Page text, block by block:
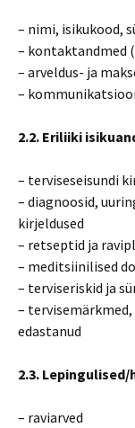
– nimi, isikukood,
– kontaktandmed
– arveldus- ja
–
2.2. Eriliiki
– terviseseisundi
– diagnoosid,
kirjeldused
– retseptid ja
– meditsiinilised
– terviseriskid ja
–
edastanud
2.3.
– raviarved